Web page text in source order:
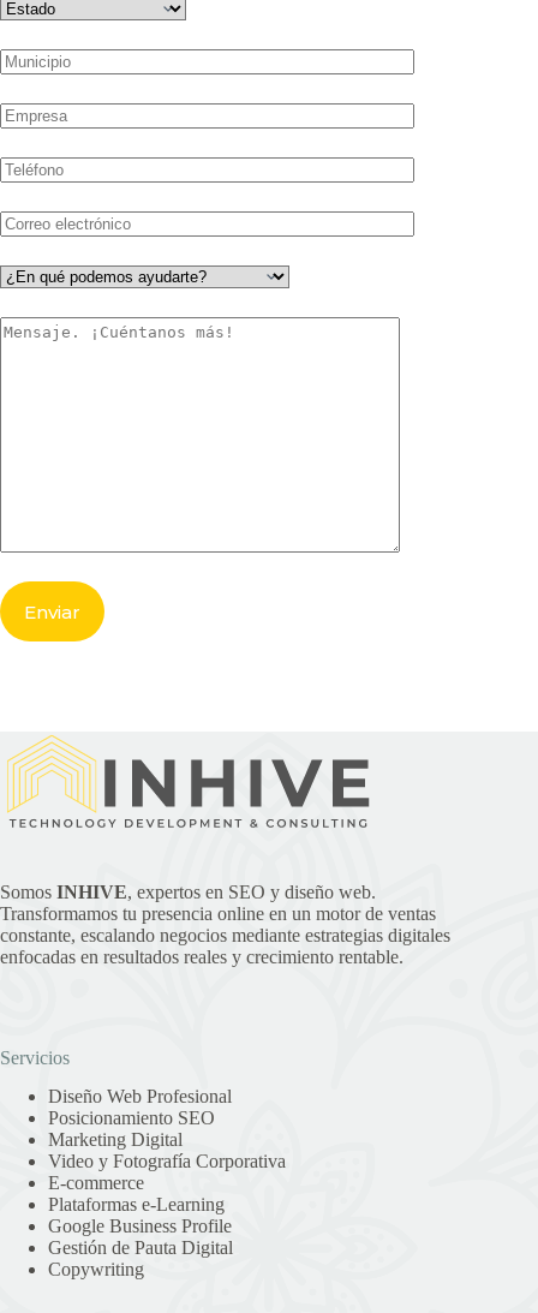
Somos INHIVE, expertos en SEO y diseño web.
Transformamos tu presencia online en un motor de ventas
constante, escalando negocios mediante estrategias digitales
enfocadas en resultados reales y crecimiento rentable.
Servicios
Diseño Web Profesional
Posicionamiento SEO
Marketing Digital
Video y Fotografía Corporativa
E-commerce
Plataformas e-Learning
Google Business Profile
Gestión de Pauta Digital
Copywriting